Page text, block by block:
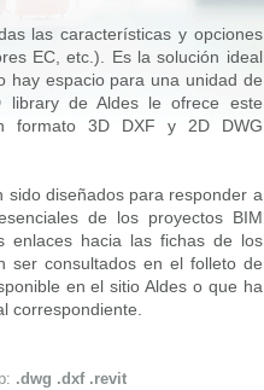
las características y opciones
EC, etc.). Es la solución ideal
hay espacio para una unidad de
library de Aldes le ofrece este
formato 3D DXF y 2D DWG
sido diseñados para responder a
de los proyectos BIM
enlaces hacia las fichas de los
ser consultados en el folleto de
en el sitio Aldes o que ha
correspondiente.
.dwg .dxf .revit